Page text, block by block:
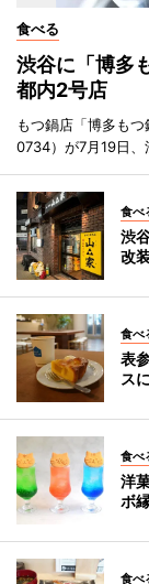
食べる
渋谷に「博多
都内2号店
もつ鍋店「博多も
0734）が7月19日、
食べ
渋
改
食べ
表
ス
食べ
洋
ボ
食べ